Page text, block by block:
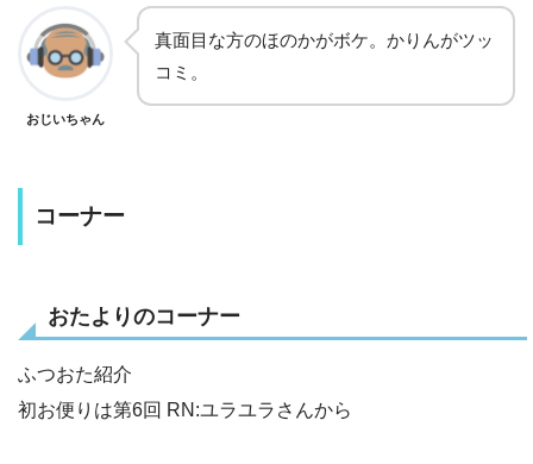
おじいちゃん
真面目な方のほのかがボケ。かりんがツッ
コミ。
コーナー
おたよりのコーナー
ふつおた紹介
初お便りは第6回 RN:ユラユラさんから